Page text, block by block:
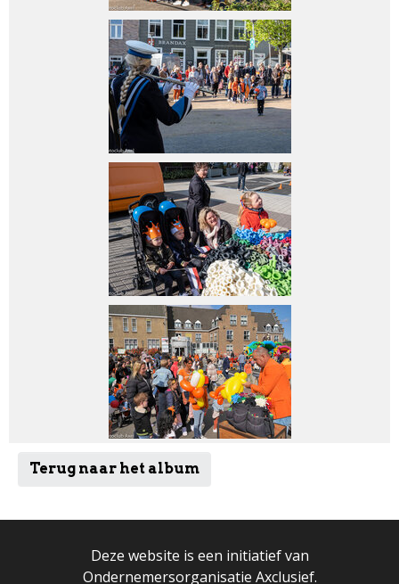
Terug naar het album
Deze website is een initiatief van
Ondernemersorganisatie Axclusief.